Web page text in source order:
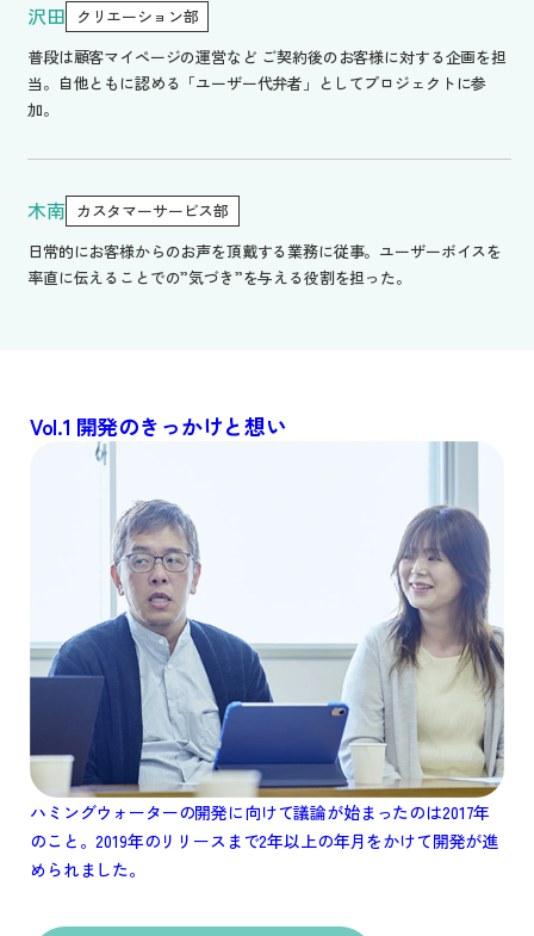
沢田
クリエーション部
普段は顧客マイページの運営など ご契約後のお客様に対する企画を担
当。自他ともに認める「ユーザー代弁者」としてプロジェクトに参
加。
木南 カスタマーサービス部
日常的にお客様からのお声を頂戴する業務に従事。ユーザーボイスを
率直に伝えることでの”気づき”を与える役割を担った。
Vol.1 開発のきっかけと想い
ハミングウォーターの開発に向けて議論が始まったのは2017年
のこと。2019年のリリースまで2年以上の年月をかけて開発が進
められました。